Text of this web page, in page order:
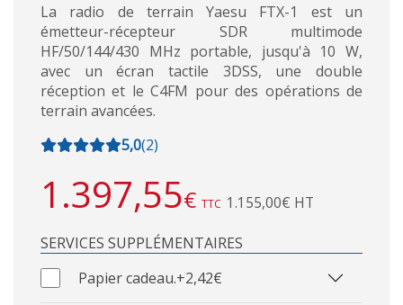
La radio de terrain Yaesu FTX-1 est un
émetteur-récepteur SDR multimode
HF/50/144/430 MHz portable, jusqu'à 10 W,
avec un écran tactile 3DSS, une double
réception et le C4FM pour des opérations de
terrain avancées.
5,0(2)
1.397,55€ TTC 1.155,00€ HT
SERVICES SUPPLÉMENTAIRES
Papier cadeau.+2,42€